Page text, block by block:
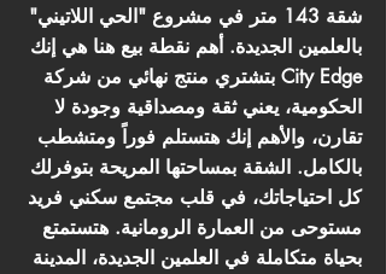
شقة 143 متر في مشروع "الحي اللاتيني"
بالعلمين الجديدة. أهم نقطة بيع هنا هي إنك
بتشتري منتج نهائي من شركة City Edge
الحكومية، يعني ثقة ومصداقية وجودة لا
تقارن، والأهم إنك هتستلم فوراً ومتشطب
بالكامل. الشقة بمساحتها المريحة بتوفرلك
كل احتياجاتك، في قلب مجتمع سكني فريد
مستوحى من العمارة الرومانية. هتستمتع
بحياة متكاملة في العلمين الجديدة، المدينة